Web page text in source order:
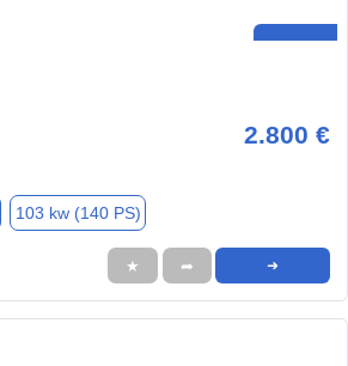
2.800 €
103 kw (140 PS)
★ ➦ ➜